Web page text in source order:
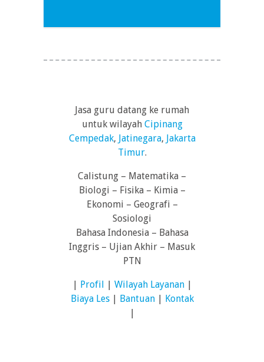
Jasa guru datang ke rumah
untuk wilayah Cipinang
Cempedak, Jatinegara, Jakarta
Timur.
Calistung – Matematika –
Biologi – Fisika – Kimia –
Ekonomi – Geografi –
Sosiologi
Bahasa Indonesia – Bahasa
Inggris – Ujian Akhir – Masuk
PTN
| Profil | Wilayah Layanan|
Biaya Les| Bantuan| Kontak
|